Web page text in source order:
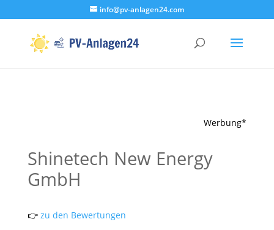
info@pv-anlagen24.com
Werbung*
Shinetech New Energy
GmbH
👉zu den Bewertungen